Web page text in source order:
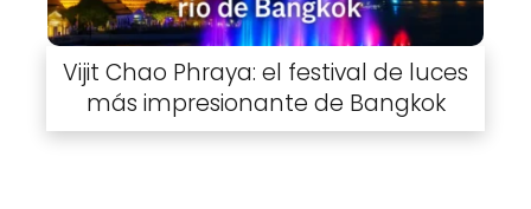
Vijit Chao Phraya: el festival de luces
más impresionante de Bangkok